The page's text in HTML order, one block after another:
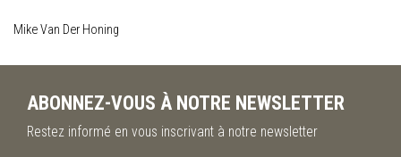
Mike Van Der Honing
ABONNEZ-VOUS À NOTRE NEWSLETTER
Restez informé en vous inscrivant à notre newsletter